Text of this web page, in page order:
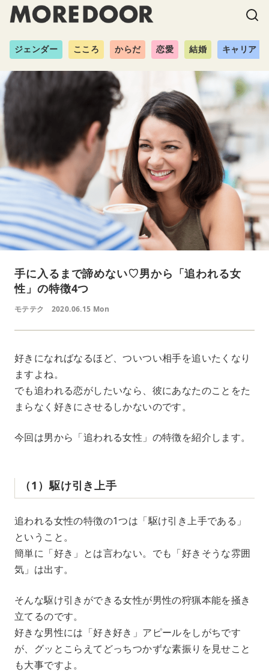
ジェンダー こころ からだ 恋愛 結婚 キャリア
手に入るまで諦めない♡男から「追われる女
性」の特徴4つ
モテテク 2020.06.15 Mon
好きになればなるほど、ついつい相手を追いたくなり
ますよね。
でも追われる恋がしたいなら、彼にあなたのことをた
まらなく好きにさせるしかないのです。
今回は男から「追われる女性」の特徴を紹介します。
（1）駆け引き上手
追われる女性の特徴の1つは「駆け引き上手である」
ということ。
簡単に「好き」とは言わない。でも「好きそうな雰囲
気」は出す。
そんな駆け引きができる女性が男性の狩猟本能を掻き
立てるのです。
好きな男性には「好き好き」アピールをしがちです
が、グッとこらえてどっちつかずな素振りを見せこと
も大事ですよ。